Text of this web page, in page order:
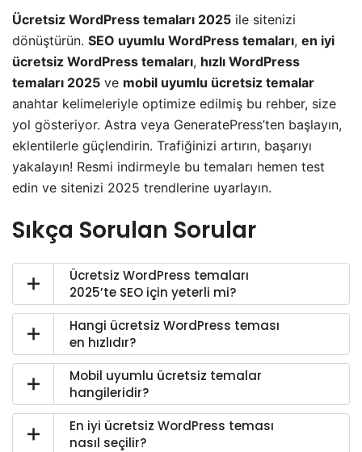
Ücretsiz WordPress temaları 2025 ile sitenizi
dönüştürün. SEO uyumlu WordPress temaları, en iyi
ücretsiz WordPress temaları, hızlı WordPress
temaları 2025 ve mobil uyumlu ücretsiz temalar
anahtar kelimeleriyle optimize edilmiş bu rehber, size
yol gösteriyor. Astra veya GeneratePress’ten başlayın,
eklentilerle güçlendirin. Trafiğinizi artırın, başarıyı
yakalayın! Resmi indirmeyle bu temaları hemen test
edin ve sitenizi 2025 trendlerine uyarlayın.
Sıkça Sorulan Sorular
Ücretsiz WordPress temaları
2025’te SEO için yeterli mi?
Hangi ücretsiz WordPress teması
en hızlıdır?
Mobil uyumlu ücretsiz temalar
hangileridir?
En iyi ücretsiz WordPress teması
nasıl seçilir?